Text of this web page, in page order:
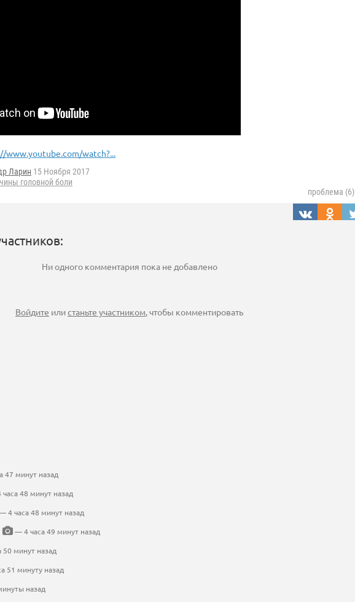
www.youtube.com/watch?...
Ларин 15 Ноября 2017
головной боли
проблема (6)
Ни одного комментария пока не добавлено
Войдите илистаньте участником, чтобы комментировать
47 минут назад
48 минут назад
4 часа 48 минут назад
— 4 часа 49 минут назад
50 минут назад
51 минуту назад
назад